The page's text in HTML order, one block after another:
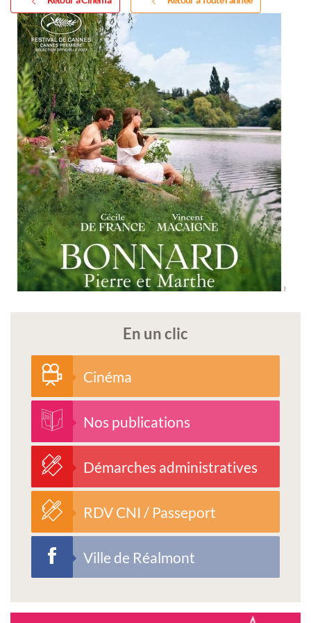
En un clic
Cinéma
Nos publications
Démarches administratives
RDV CNI / Passeport
Ville de Réalmont